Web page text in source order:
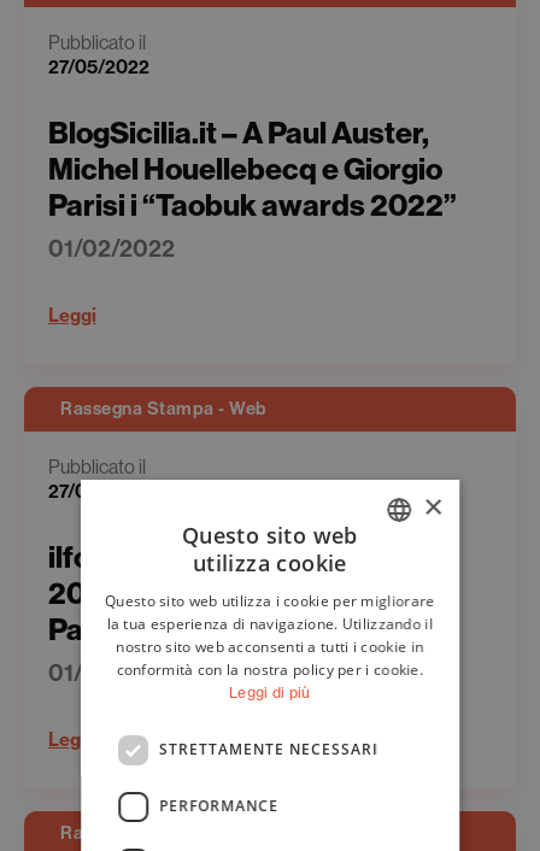
Pubblicato il
27/05/2022
BlogSicilia.it – A Paul Auster,
Michel Houellebecq e Giorgio
Parisi i “Taobuk awards 2022”
01/02/2022
Leggi
Rassegna Stampa - Web
Pubblicato il
27/05/2022
ilfoglio.it – I Taobuk Awards
2022 a Paul Auster, il Nobel
Parisi e Houellebecq
01/02/2022
Leggi
Rassegna Stampa - Web
ENGLISH
×
Questo sito web
utilizza cookie
Questo sito web utilizza i cookie per migliorare
la tua esperienza di navigazione. Utilizzando il
nostro sito web acconsenti a tutti i cookie in
conformità con la nostra policy per i cookie.
Leggi di più
STRETTAMENTE NECESSARI
PERFORMANCE